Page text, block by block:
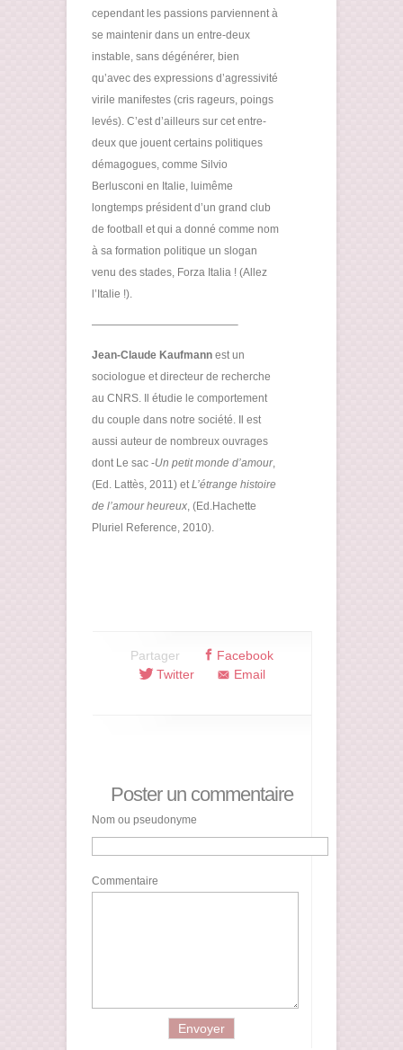
cependant les passions parviennent à
se maintenir dans un entre-deux
instable, sans dégénérer, bien
qu’avec des expressions d’agressivité
virile manifestes (cris rageurs, poings
levés). C’est d’ailleurs sur cet entre-
deux que jouent certains politiques
démagogues, comme Silvio
Berlusconi en Italie, luimême
longtemps président d’un grand club
de football et qui a donné comme nom
à sa formation politique un slogan
venu des stades, Forza Italia ! (Allez
l’Italie !).
—————————————–
Jean-Claude Kaufmann est un
sociologue et directeur de recherche
au CNRS. Il étudie le comportement
du couple dans notre société. Il est
aussi auteur de nombreux ouvrages
dont Le sac -Un petit monde d’amour,
(Ed. Lattès, 2011) etL’étrange histoire
de l’amour heureux, (Ed.Hachette
Pluriel Reference, 2010).
Partager
Facebook
Twitter
Email
Poster un commentaire
Nom ou pseudonyme
Commentaire